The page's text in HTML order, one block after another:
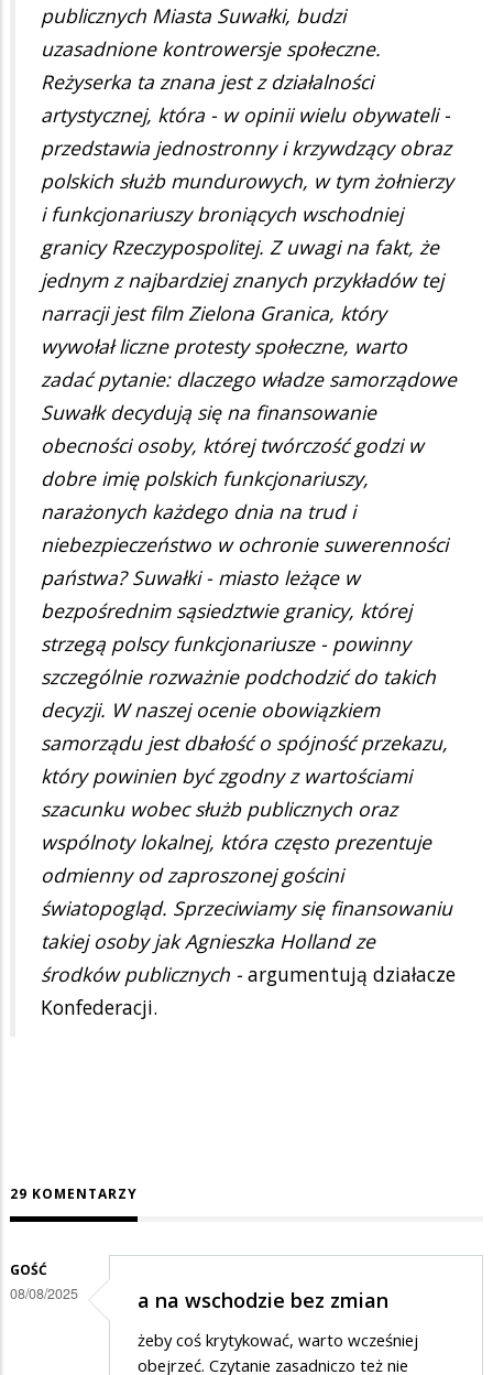
publicznych Miasta Suwałki, budzi
uzasadnione kontrowersje społeczne.
Reżyserka ta znana jest z działalności
artystycznej, która - w opinii wielu obywateli -
przedstawia jednostronny i krzywdzący obraz
polskich służb mundurowych, w tym żołnierzy
i funkcjonariuszy broniących wschodniej
granicy Rzeczypospolitej. Z uwagi na fakt, że
jednym z najbardziej znanych przykładów tej
narracji jest film Zielona Granica, który
wywołał liczne protesty społeczne, warto
zadać pytanie: dlaczego władze samorządowe
Suwałk decydują się na finansowanie
obecności osoby, której twórczość godzi w
dobre imię polskich funkcjonariuszy,
narażonych każdego dnia na trud i
niebezpieczeństwo w ochronie suwerenności
państwa? Suwałki - miasto leżące w
bezpośrednim sąsiedztwie granicy, której
strzegą polscy funkcjonariusze - powinny
szczególnie rozważnie podchodzić do takich
decyzji. W naszej ocenie obowiązkiem
samorządu jest dbałość o spójność przekazu,
który powinien być zgodny z wartościami
szacunku wobec służb publicznych oraz
wspólnoty lokalnej, która często prezentuje
odmienny od zaproszonej gościni
światopogląd. Sprzeciwiamy się finansowaniu
takiej osoby jak Agnieszka Holland ze
środków publicznych - argumentują działacze
Konfederacji.
29 KOMENTARZY
GOŚĆ
08/08/2025 a na wschodzie bez zmian
żeby coś krytykować, warto wcześniej
obejrzeć. Czytanie zasadniczo też nie